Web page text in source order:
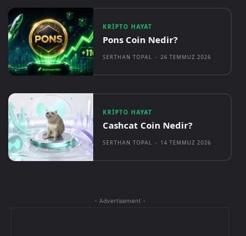
KRIPTO HAYAT
Pons Coin Nedir?
SERTHAN TOPAL - 26 TEMMUZ 2026
KRIPTO HAYAT
Cashcat Coin Nedir?
SERTHAN TOPAL - 14 TEMMUZ 2026
- Advertisement -